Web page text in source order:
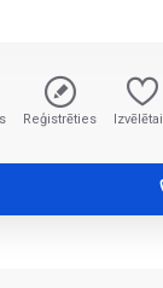
Reģistrēties